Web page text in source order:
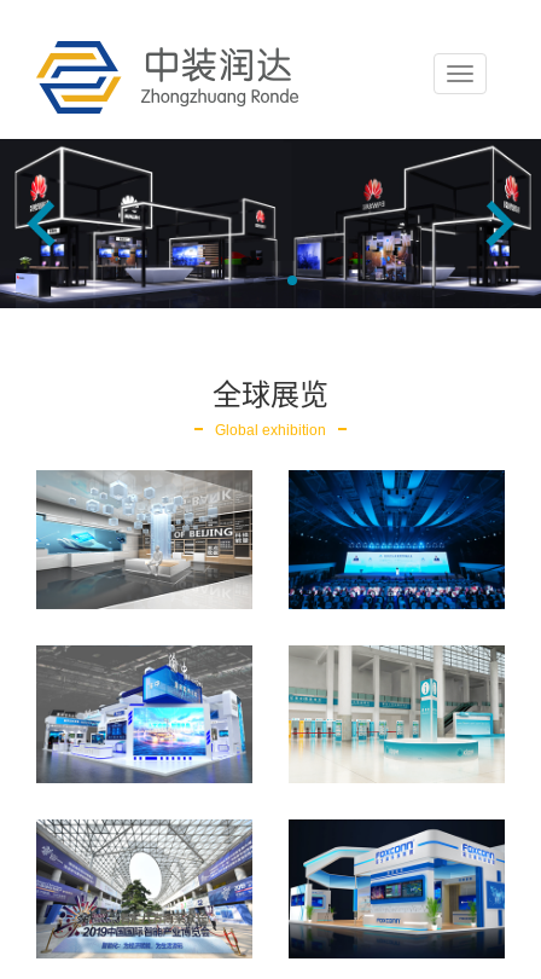
Toggle
全球展览
Global exhibition